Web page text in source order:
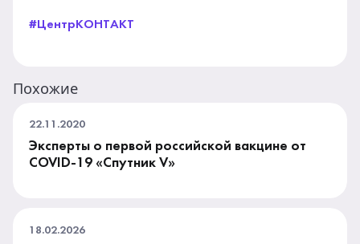
#ЦентрКОНТАКТ
Похожие
22.11.2020
Эксперты о первой российской вакцине от
COVID-19 «Спутник V»
18.02.2026